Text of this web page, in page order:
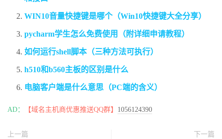
WIN10音量快捷键是哪个（Win10快捷键大全分享）
pycharm学生怎么免费使用（附详细申请教程）
如何运行shell脚本（三种方法可执行）
h510和b560主板的区别是什么
电脑客户端是什么意思（PC端的含义）
AD： 【域名主机商优惠推送QQ群】 1056124390
上一篇
下一篇